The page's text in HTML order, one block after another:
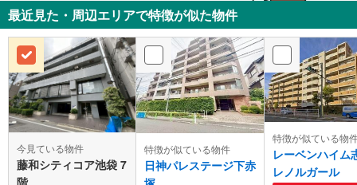
最近見た・周辺エリアで特徴が似た物件
今見ている物件
藤和シティコア池袋 7
階
特徴が似ている物件
日神パレステージ下赤
特徴が似ている物
レーベンハイム
レノルガール